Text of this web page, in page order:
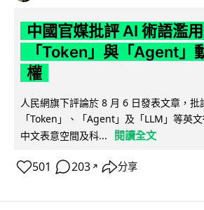
中國官媒批評 AI 術語濫
「Token」與「Agent」
權
人民網旗下評論於 8 月 6 日發表文章，批
「Token」、「Agent」及「LLM」等英
中文表意空間及科...
閱讀全文
501 203 ↗ 分享